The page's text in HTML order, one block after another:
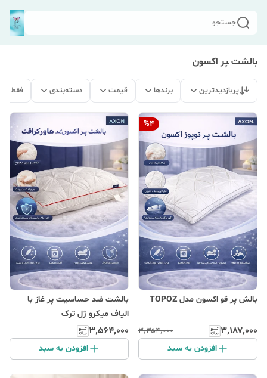
جستجو
بالشت ‍‍‍پر اکسون
پربازدیدترین برندها قیمت دسته‌بندی فقط
%4
بالش پر قو اکسون مدل TOPOZ
۳٬۱۸۷٬۰۰۰ ۳٬۳۵۴٬۰۰۰
افزودن به سبد
بالشت ضد حساسیت پر غاز با
الیاف میکرو ژل ترک
۳٬۵۶۴٬۰۰۰
افزودن به سبد